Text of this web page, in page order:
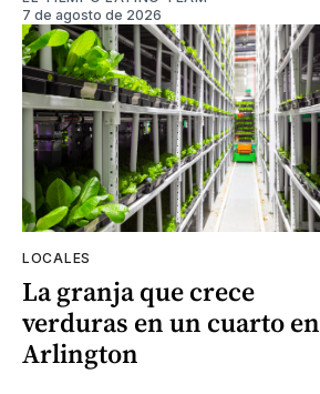
7 de agosto de 2026
LOCALES
La granja que crece
verduras en un cuarto en
Arlington